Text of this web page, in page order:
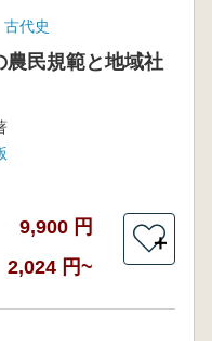
古代史
農民規範と地域社
9,900 円
2,024 円~
＋